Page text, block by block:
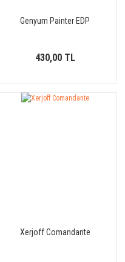
Genyum Painter EDP
430,00 TL
Xerjoff Comandante